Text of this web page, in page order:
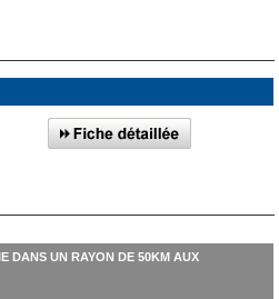
DANS UN RAYON DE 50KM AUX